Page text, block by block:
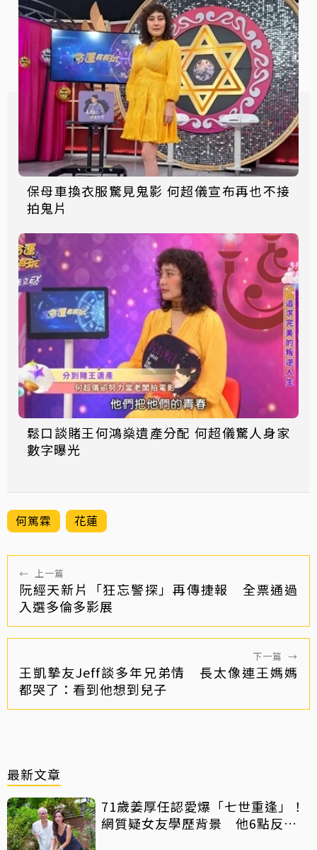
保母車換衣服驚見鬼影 何超儀宣布再也不接
拍鬼片
鬆口談賭王何鴻燊遺產分配 何超儀驚人身家
數字曝光
何篤霖 花蓮
← 上一篇
阮經天新片「狂忘警探」再傳捷報 全票通過
入選多倫多影展
下一篇 →
王凱摯友Jeff談多年兄弟情 長太像連王媽媽
都哭了：看到他想到兒子
最新文章
71歲姜厚任認愛爆「七世重逢」！
網質疑女友學歷背景 他6點反